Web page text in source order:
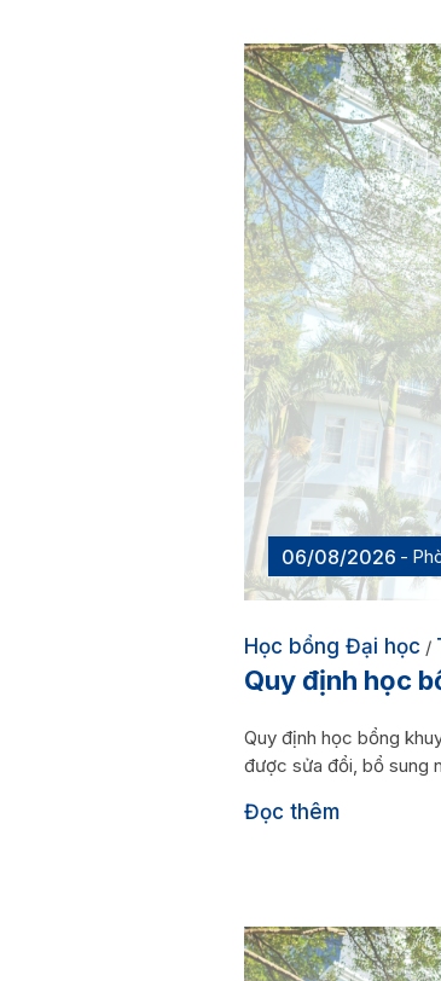
06/08/2026
Học bổng Đại học /
Quy định học
Quy định học bổng
được sửa đổi, bổ sung
Đọc thêm